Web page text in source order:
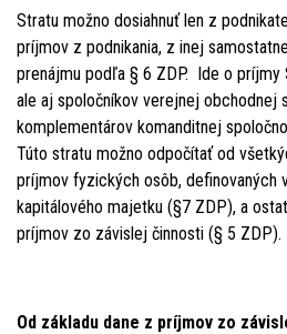
Stratu možno dosiahnuť len z
príjmov z podnikania, z inej
prenájmu podľa § 6 ZDP. Ide o príjmy
ale aj spoločníkov verejnej obchodnej
komplementárov komanditnej
Túto stratu možno odpočítať od
príjmov fyzických osôb, definovaných
kapitálového majetku (§7 ZDP), a
príjmov zo závislej činnosti (§ 5 ZDP).
Od základu dane z príjmov zo